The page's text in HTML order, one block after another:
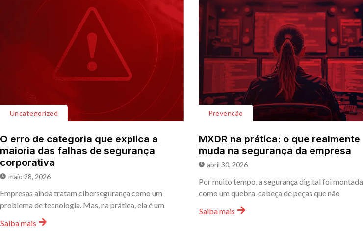
Uncategorized
O erro de categoria que explica a
maioria das falhas de segurança
corporativa
maio 28, 2026
Empresas ainda tratam cibersegurança como um
problema de tecnologia. Mas, na prática, ela é um
Saiba mais
Prevenção
MXDR na prática: o que realmente
muda na segurança da empresa
abril 30, 2026
Por muito tempo, a segurança digital foi montada
como um quebra-cabeça de peças que não
Saiba mais